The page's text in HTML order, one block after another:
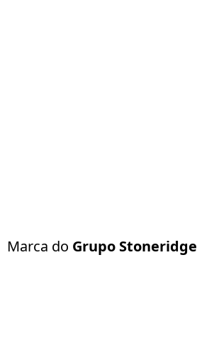
Marca do Grupo Stoneridge